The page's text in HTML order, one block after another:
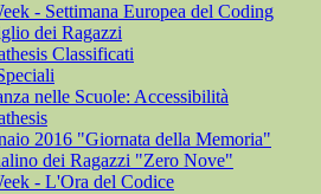
- Settimana Europea del Coding
dei Ragazzi
Classificati
nelle Scuole: Accessibilità
2016 "Giornata della Memoria"
dei Ragazzi "Zero Nove"
- L'Ora del Codice